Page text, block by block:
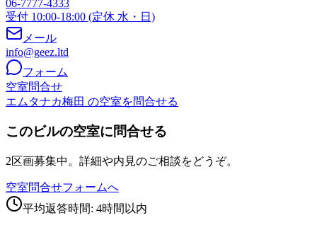
06-7777-4333
受付 10:00-18:00 (定休 水・日)
メール
info@geez.ltd
フォーム
空室問合せ
エムタナカ梅田 の空室を問合せる
このビルの空室に問合せる
2区画募集中。詳細や内見のご相談をどうぞ。
空室問合せフォームへ
平均返答時間: 4時間以内